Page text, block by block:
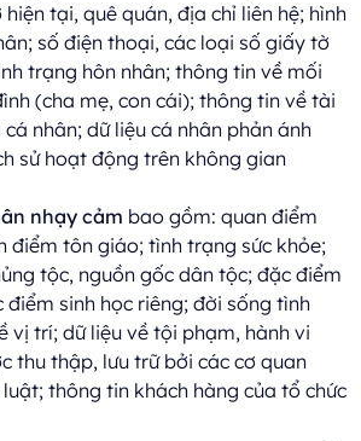
tại, quê quán, địa chỉ liên hệ; hình
số điện thoại, các loại số giấy tờ
trạng hôn nhân; thông tin về mối
(cha mẹ, con cái); thông tin về tài
nhân; dữ liệu cá nhân phản ánh
sử hoạt động trên không gian
nhạy cảm bao gồm: quan điểm
điểm tôn giáo; tình trạng sức khỏe;
tộc, nguồn gốc dân tộc; đặc điểm
điểm sinh học riêng; đời sống tình
vị trí; dữ liệu về tội phạm, hành vi
thu thập, lưu trữ bởi các cơ quan
thông tin khách hàng của tổ chức